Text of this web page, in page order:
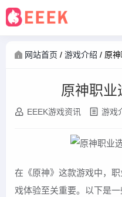
网站首页 / 游戏介绍 / 原
原神职业
EEEK游戏资讯 游戏
在《原神》这款游戏中，
戏体验至关重要。以下是